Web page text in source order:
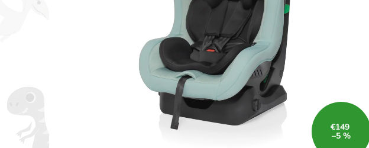
€149
–5 %